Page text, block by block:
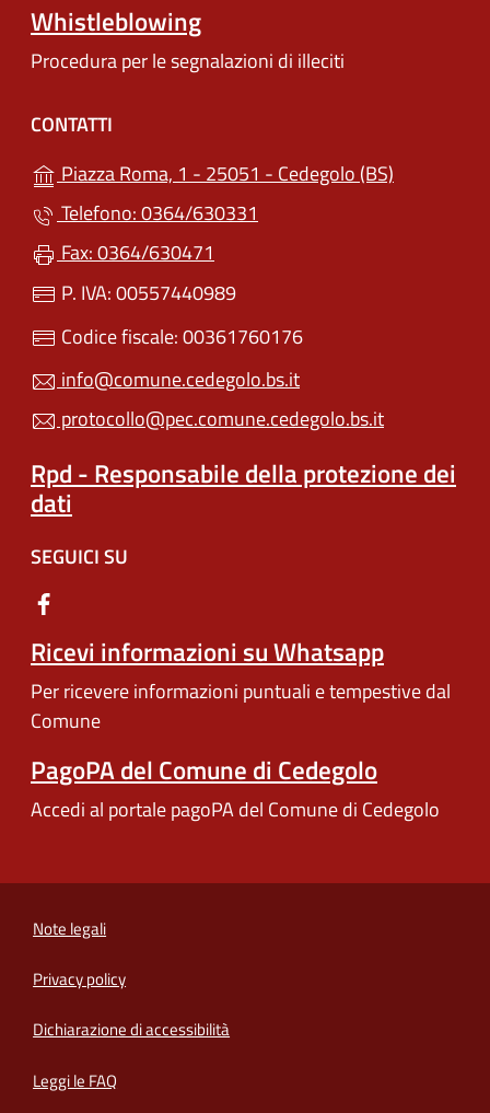
Whistleblowing
Procedura per le segnalazioni di illeciti
CONTATTI
Piazza Roma, 1 - 25051 - Cedegolo (BS)
Telefono: 0364/630331
Fax: 0364/630471
P. IVA: 00557440989
Codice fiscale: 00361760176
info@comune.cedegolo.bs.it
protocollo@pec.comune.cedegolo.bs.it
Rpd - Responsabile della protezione dei
dati
SEGUICI SU
Ricevi informazioni su Whatsapp
Per ricevere informazioni puntuali e tempestive dal
Comune
PagoPA del Comune di Cedegolo
Accedi al portale pagoPA del Comune di Cedegolo
Note legali
Privacy policy
Dichiarazione di accessibilità
Leggi le FAQ